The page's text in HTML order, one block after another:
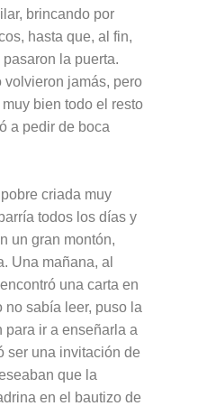
brincando por
hasta que, al fin,
la puerta.
volvieron jamás, pero
bien todo el resto
a pedir de boca
criada muy
todos los días y
un gran montón,
Una mañana, al
una carta en
no sabía leer, puso la
para ir a enseñarla a
ser una invitación de
que la
en el bautizo de